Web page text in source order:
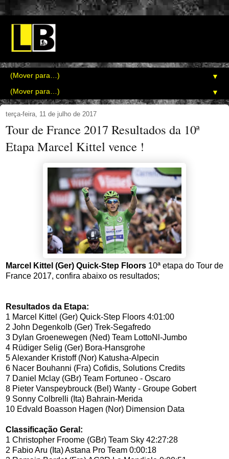
▼
▼
terça-feira, 11 de julho de 2017
Tour de France 2017 Resultados da 10ª
Etapa Marcel Kittel vence !
Marcel Kittel (Ger) Quick-Step Floors 10ª etapa do Tour de
France 2017, confira abaixo os resultados;
Resultados da Etapa:
1 Marcel Kittel (Ger) Quick-Step Floors 4:01:00
2 John Degenkolb (Ger) Trek-Segafredo
3 Dylan Groenewegen (Ned) Team LottoNl-Jumbo
4 Rüdiger Selig (Ger) Bora-Hansgrohe
5 Alexander Kristoff (Nor) Katusha-Alpecin
6 Nacer Bouhanni (Fra) Cofidis, Solutions Credits
7 Daniel Mclay (GBr) Team Fortuneo - Oscaro
8 Pieter Vanspeybrouck (Bel) Wanty - Groupe Gobert
9 Sonny Colbrelli (Ita) Bahrain-Merida
10 Edvald Boasson Hagen (Nor) Dimension Data
Classificação Geral:
1 Christopher Froome (GBr) Team Sky 42:27:28
2 Fabio Aru (Ita) Astana Pro Team 0:00:18